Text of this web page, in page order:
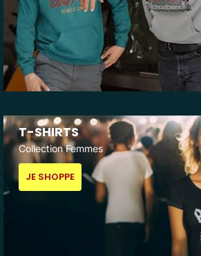
T-SHIRTS
Collection Femmes
JE SHOPPE